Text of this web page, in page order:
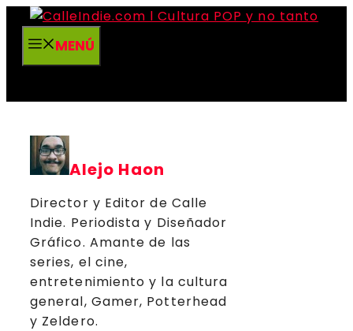
Saltar
contenidoMENÚ
Alejo Haon
Director y Editor de Calle
Indie. Periodista y Diseñador
Gráfico. Amante de las
series, el cine,
entretenimiento y la cultura
general, Gamer, Potterhead
y Zeldero.